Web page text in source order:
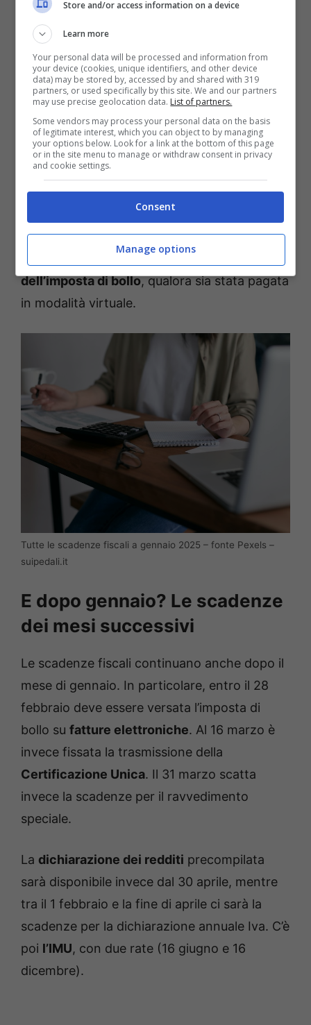
Nella stessa data cadevano anche l’imposta
sugli intrattenimenti (per chi svolge un’attività
continuativa) e la Tobin Tax, che invece
riguarda le transazioni finanziarie. Inoltre,
tutti i contribuenti devono procedere con il
versamento rateale delle imposte.
Entro il 20 gennaio, invece, chi adotta il
Regime speciale IVA MOSSdoveva
presentare telematicamente la dichiarazione.
Il 31 gennaio invece è l’ultimo giorno per
dichiarazione annuale
dell’imposta di bollo, qualora sia stata pagata
in modalità virtuale.
Tutte le scadenze fiscali a gennaio 2025 – fonte Pexels –
suipedali.it
E dopo gennaio? Le scadenze
dei mesi successivi
Le scadenze fiscali continuano anche dopo il
mese di gennaio. In particolare, entro il 28
febbraio deve essere versata l’imposta di
bollo su fatture elettroniche. Al 16 marzo è
invece fissata la trasmissione della
Certificazione Unica. Il 31 marzo scatta
invece la scadenze per il ravvedimento
speciale.
La dichiarazione dei redditi precompilata
sarà disponibile invece dal 30 aprile, mentre
tra il 1 febbraio e la fine di aprile ci sarà la
scadenze per la dichiarazione annuale Iva. C’è
poi l’IMU, con due rate (16 giugno e 16
dicembre).
Store and/or access information on a device
Learn more
Your personal data will be processed and information from
your device (cookies, unique identifiers, and other device
data) may be stored by, accessed by and shared with 319
partners, or used specifically by this site. We and our partners
may use precise geolocation data. List of partners.
Some vendors may process your personal data on the basis
of legitimate interest, which you can object to by managing
your options below. Look for a link at the bottom of this page
or in the site menu to manage or withdraw consent in privacy
and cookie settings.
Consent
Manage options